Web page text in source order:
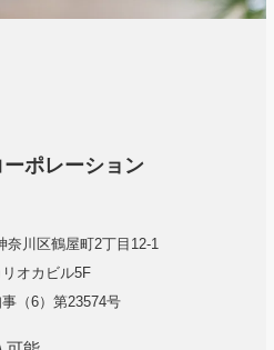
ポレーション
奈川区鶴屋町2丁目12-1
オカビル5F
（6）第23574号